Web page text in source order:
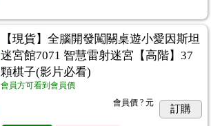
【現貨】全腦開發闖關桌遊小愛因斯坦
迷宮館7071 智慧雷射迷宮【高階】37
顆棋子(影片必看)
會員方可看到會員價
會員價 ? 元
訂購